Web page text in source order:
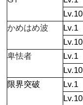
Lv.10
かめはめ波
Lv.1
Lv.10
卑怯者
Lv.1
Lv.10
限界突破
Lv.1
Lv.10